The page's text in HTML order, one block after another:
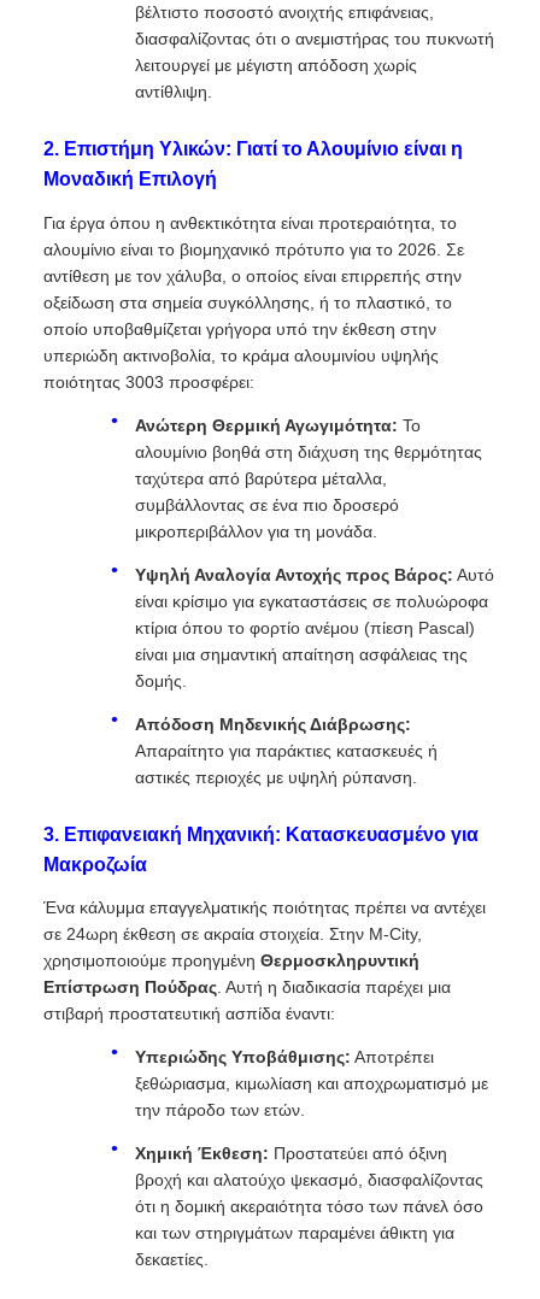
βέλτιστο ποσοστό ανοιχτής επιφάνειας,
διασφαλίζοντας ότι ο ανεμιστήρας του πυκνωτή
λειτουργεί με μέγιστη απόδοση χωρίς
αντίθλιψη.
2. Επιστήμη Υλικών: Γιατί το Αλουμίνιο είναι η
Μοναδική Επιλογή
Για έργα όπου η ανθεκτικότητα είναι προτεραιότητα, το
αλουμίνιο είναι το βιομηχανικό πρότυπο για το 2026. Σε
αντίθεση με τον χάλυβα, ο οποίος είναι επιρρεπής στην
οξείδωση στα σημεία συγκόλλησης, ή το πλαστικό, το
οποίο υποβαθμίζεται γρήγορα υπό την έκθεση στην
υπεριώδη ακτινοβολία, το κράμα αλουμινίου υψηλής
ποιότητας 3003 προσφέρει:
Ανώτερη Θερμική Αγωγιμότητα: Το
αλουμίνιο βοηθά στη διάχυση της θερμότητας
ταχύτερα από βαρύτερα μέταλλα,
συμβάλλοντας σε ένα πιο δροσερό
μικροπεριβάλλον για τη μονάδα.
Υψηλή Αναλογία Αντοχής προς Βάρος: Αυτό
είναι κρίσιμο για εγκαταστάσεις σε πολυώροφα
κτίρια όπου το φορτίο ανέμου (πίεση Pascal)
είναι μια σημαντική απαίτηση ασφάλειας της
δομής.
Απόδοση Μηδενικής Διάβρωσης:
Απαραίτητο για παράκτιες κατασκευές ή
αστικές περιοχές με υψηλή ρύπανση.
3. Επιφανειακή Μηχανική: Κατασκευασμένο για
Μακροζωία
Ένα κάλυμμα επαγγελματικής ποιότητας πρέπει να αντέχει
σε 24ωρη έκθεση σε ακραία στοιχεία. Στην M-City,
χρησιμοποιούμε προηγμένη Θερμοσκληρυντική
Επίστρωση Πούδρας. Αυτή η διαδικασία παρέχει μια
στιβαρή προστατευτική ασπίδα έναντι:
Υπεριώδης Υποβάθμισης: Αποτρέπει
ξεθώριασμα, κιμωλίαση και αποχρωματισμό με
την πάροδο των ετών.
Χημική Έκθεση: Προστατεύει από όξινη
βροχή και αλατούχο ψεκασμό, διασφαλίζοντας
ότι η δομική ακεραιότητα τόσο των πάνελ όσο
και των στηριγμάτων παραμένει άθικτη για
δεκαετίες.